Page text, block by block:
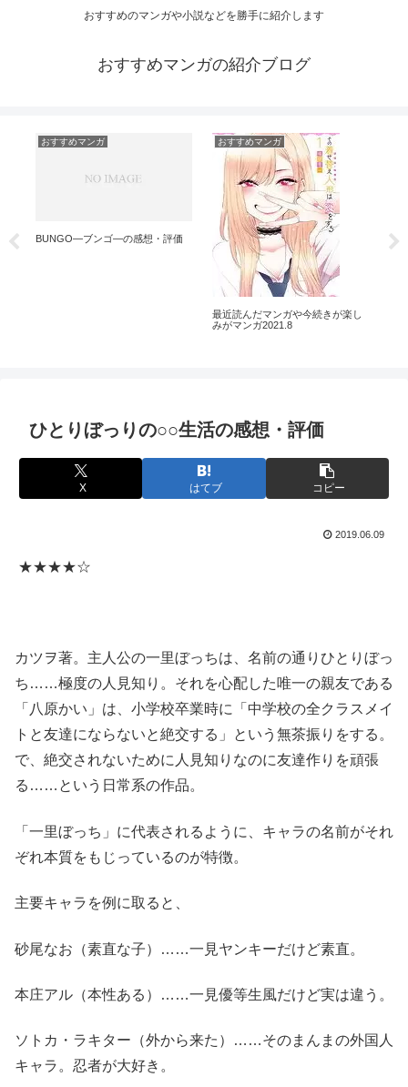
おすすめのマンガや小説などを勝手に紹介します
おすすめマンガの紹介ブログ
おすすめマンガ
BUNGO―ブンゴ―の感想・評価
おすすめマンガ
最近読んだマンガや今続きが楽し
みがマンガ2021.8
頭
ク
ひとりぼっりの○○生活の感想・評価
X はてブ コピー
2019.06.09
★★★★☆
カツヲ著。主人公の一里ぼっちは、名前の通りひとりぼっ
ち……極度の人見知り。それを心配した唯一の親友である
「八原かい」は、小学校卒業時に「中学校の全クラスメイ
トと友達にならないと絶交する」という無茶振りをする。
で、絶交されないために人見知りなのに友達作りを頑張
る……という日常系の作品。
「一里ぼっち」に代表されるように、キャラの名前がそれ
ぞれ本質をもじっているのが特徴。
主要キャラを例に取ると、
砂尾なお（素直な子）……一見ヤンキーだけど素直。
本庄アル（本性ある）……一見優等生風だけど実は違う。
ソトカ・ラキター（外から来た）……そのまんまの外国人
キャラ。忍者が大好き。